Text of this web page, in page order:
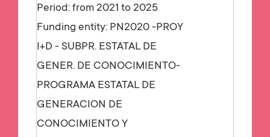
Period: from 2021 to 2025
Funding entity: PN2020 -PROY
I+D - SUBPR. ESTATAL DE
GENER. DE CONOCIMIENTO-
PROGRAMA ESTATAL DE
GENERACION DE
CONOCIMIENTO Y